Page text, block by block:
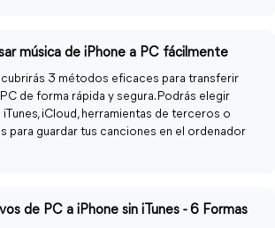
música de iPhone a PC fácilmente
3 métodos eficaces para transferir
de forma rápida y segura. Podrás elegir
iCloud, herramientas de terceros o
para guardar tus canciones en el ordenador
de PC a iPhone sin iTunes - 6 Formas